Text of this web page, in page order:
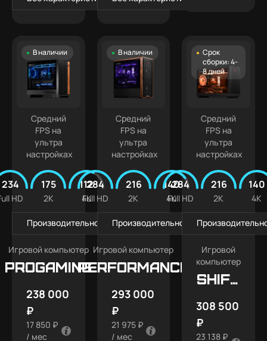
В наличии
Средний
FPS на
ультра
настройках
234
HD
175
2K
112
4K
Производительность в играх
Игровой компьютер
PROGAMING
238 000
₽
17 850 ₽
/ мес
В наличии
Средний
FPS на
ультра
настройках
284
Full HD
216
2K
140
4K
Производительность в играх
Игровой компьютер
Performance
293 000
₽
21 975 ₽
/ мес
Срок
сборки: 4-
8 дней
Средний
FPS на
ультра
настройках
284
Full HD
216
2K
140
4K
Игровой
компьютер
SHIFT
308 500
₽
23 138 ₽